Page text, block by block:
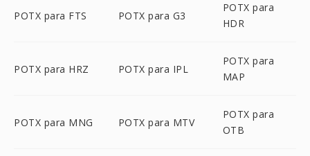
POTX para FTS POTX para G3
POTX para
HDR
POTX para HRZ POTX para IPL
POTX para
MAP
POTX para MNG POTX para MTV
POTX para
OTB